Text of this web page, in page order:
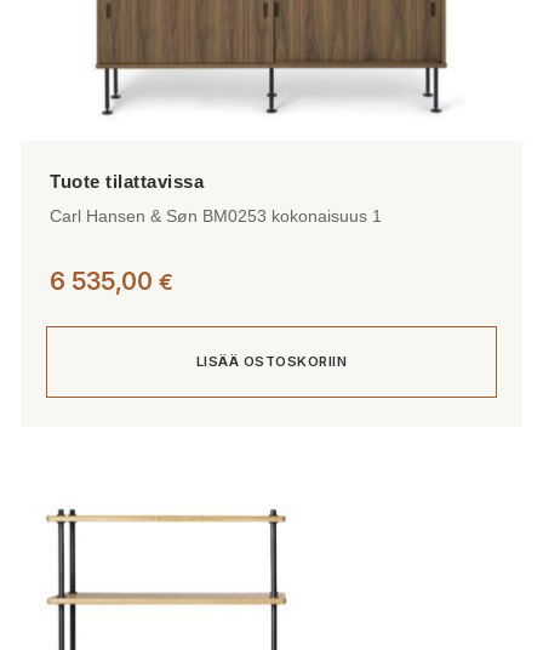
Carl Hansen & Søn BM0253 kokonaisuus 1
6 535,00 €
LISÄÄ OSTOSKORIIN